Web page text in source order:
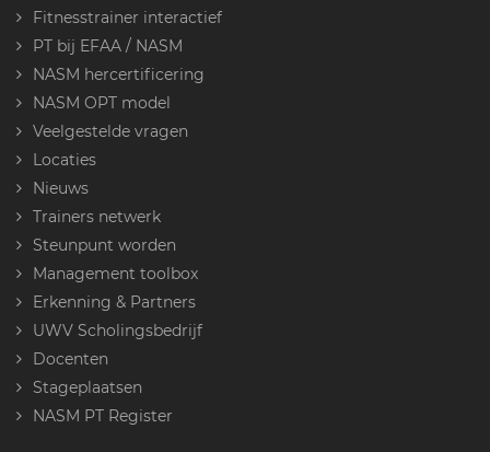
Fitnesstrainer interactief
PT bij EFAA / NASM
NASM hercertificering
NASM OPT model
Veelgestelde vragen
Locaties
Nieuws
Trainers netwerk
Steunpunt worden
Management toolbox
Erkenning & Partners
UWV Scholingsbedrijf
Docenten
Stageplaatsen
NASM PT Register